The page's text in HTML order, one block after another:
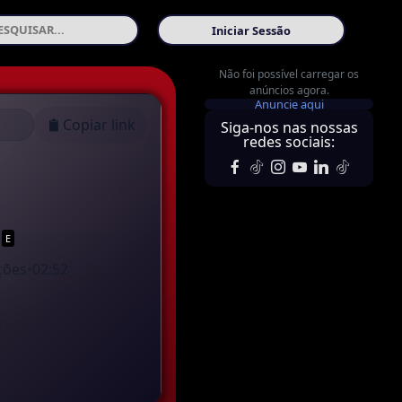
Iniciar Sessão
Copiar link
E
Não foi possível carregar os
anúncios agora.
Anuncie aqui
Siga-nos nas nossas
redes sociais: